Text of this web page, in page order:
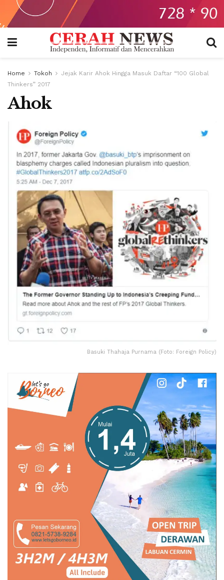
Home Tokoh
Jejak Karir Ahok Hingga Masuk Daftar “100 Global
Thinkers” 2017
Ahok
Basuki Thahaja Purnama (Foto: Foreign Policy)